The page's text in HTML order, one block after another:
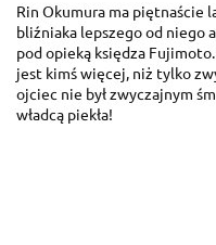
Rin Okumura ma piętnaście
bliźniaka lepszego od
pod opieką księdza
jest kimś więcej, niż tylko
ojciec nie był zwyczajnym
władcą piekła!